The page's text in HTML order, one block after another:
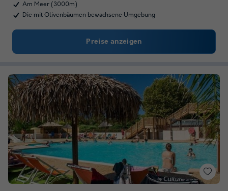
Am Meer (3000m)
Die mit Olivenbäumen bewachsene Umgebung
Preise anzeigen